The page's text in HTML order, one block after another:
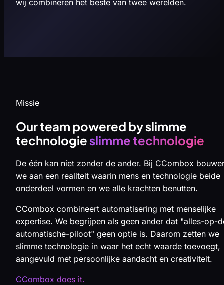
Missie
Our team powered by slimme
technologieslimme technologie
De één kan niet zonder de ander. Bij CCombox
we aan een realiteit waarin mens en technologie beide
onderdeel vormen en we alle krachten benutten.
CCombox combineert automatisering met menselijke
expertise. We begrijpen als geen ander dat "alles-op-
automatische-piloot" geen optie is. Daarom zetten we
slimme technologie in waar het echt waarde toevoegt,
aangevuld met persoonlijke aandacht en creativiteit.
CCombox does it.